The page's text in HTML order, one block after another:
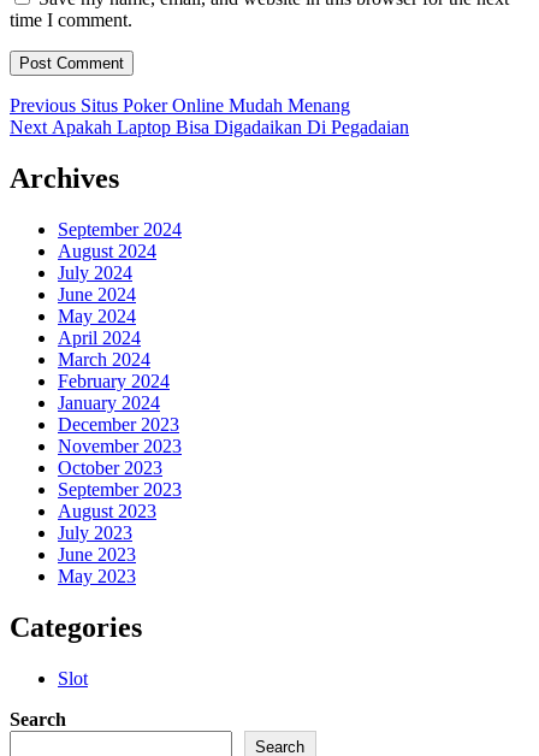
time I comment.
Post
navigation
Previous Previous
post:
Situs Poker Online Mudah Menang
Next Next
Apakah Laptop Bisa Digadaikan Di Pegadaian
Archives
September 2024
August 2024
July 2024
June 2024
May 2024
April 2024
March 2024
February 2024
January 2024
December 2023
November 2023
October 2023
September 2023
August 2023
July 2023
June 2023
May 2023
Categories
Slot
Search
Search